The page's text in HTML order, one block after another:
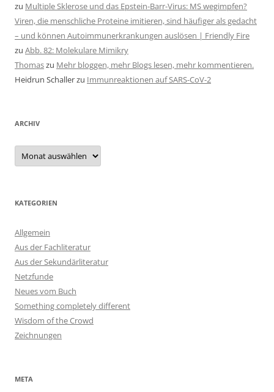
zu Multiple Sklerose und das Epstein-Barr-Virus: MS wegimpfen?
Viren, die menschliche Proteine imitieren, sind häufiger als gedacht
– und können Autoimmunerkrankungen auslösen | Friendly Fire
zu Abb. 82: Molekulare Mimikry
Thomaszu Mehr bloggen, mehr Blogs lesen, mehr kommentieren.
Heidrun Schallerzu Immunreaktionen auf SARS-CoV-2
ARCHIV
Archiv
KATEGORIEN
Allgemein
Aus der Fachliteratur
Aus der Sekundärliteratur
Netzfunde
Neues vom Buch
Something completely different
Wisdom of the Crowd
Zeichnungen
META